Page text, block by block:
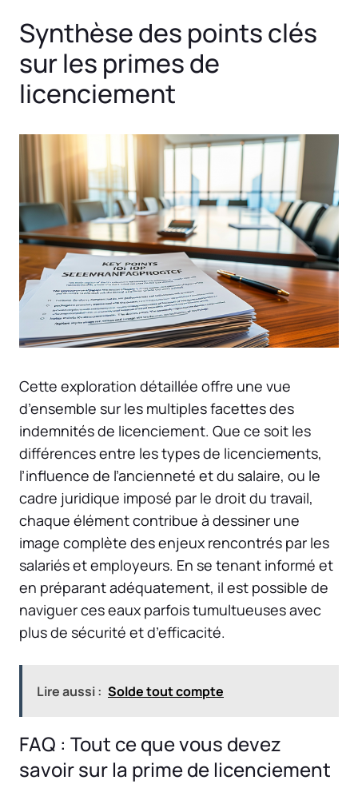
Synthèse des points clés
sur les primes de
licenciement
Cette exploration détaillée offre une vue
d’ensemble sur les multiples facettes des
indemnités de licenciement. Que ce soit les
différences entre les types de licenciements,
l’influence de l’ancienneté et du salaire, ou le
cadre juridique imposé par le droit du travail,
chaque élément contribue à dessiner une
image complète des enjeux rencontrés par les
salariés et employeurs. En se tenant informé et
en préparant adéquatement, il est possible de
naviguer ces eaux parfois tumultueuses avec
plus de sécurité et d’efficacité.
Lire aussi : Solde tout compte
FAQ : Tout ce que vous devez
savoir sur la prime de licenciement